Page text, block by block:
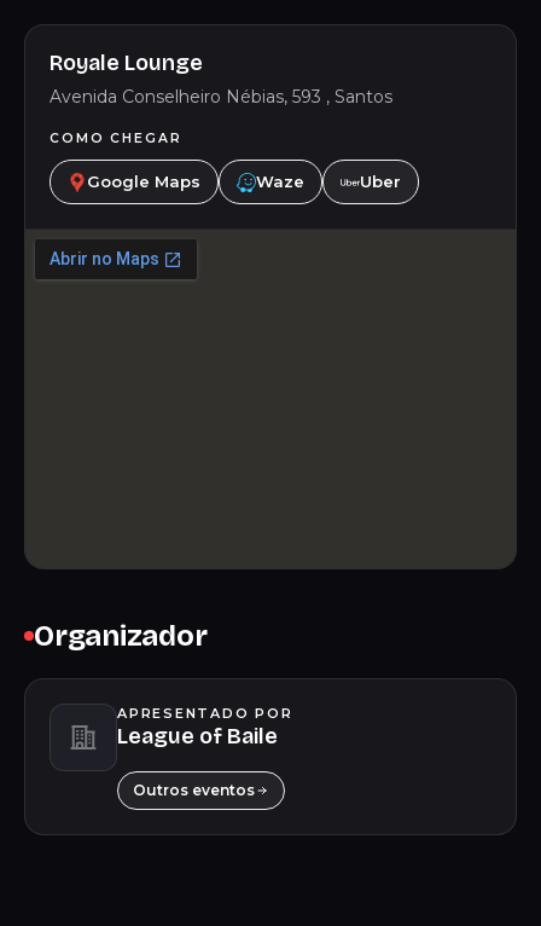
Royale Lounge
Avenida Conselheiro Nébias, 593 , Santos
COMO CHEGAR
Google Maps Waze Uber
Organizador
APRESENTADO POR
League of Baile
Outros eventos